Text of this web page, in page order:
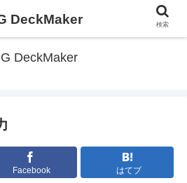
DeckMaker
Facebook はてブ
DeckMaker 検索